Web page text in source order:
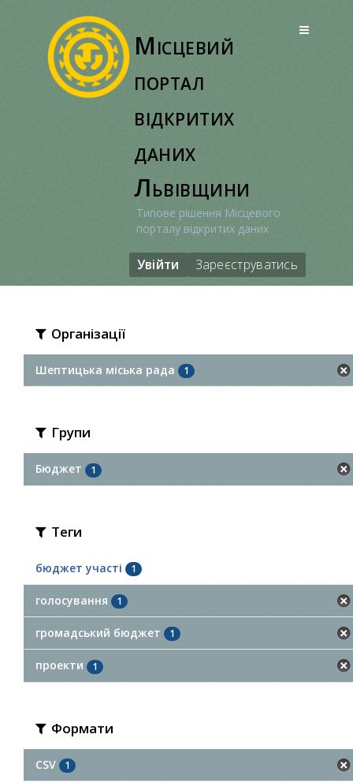
Місцевий
портал
відкритих
даних
Львівщини
Типове рішення Місцевого
порталу відкритих даних
Увійти Зареєструватись
Організації
Шептицька міська рада 1
Групи
Бюджет 1
Теги
бюджет участі 1
голосування 1
громадський бюджет 1
проекти 1
Формати
CSV 1